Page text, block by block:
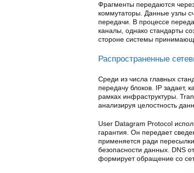
Фрагменты передаются
коммутаторы. Данные узлы
передачи. В процессе
каналы, однако стандарты
стороне системы
Распространенные
Среди из числа главных
передачу блоков. IP задает,
рамках инфраструктуры.
анализируя целостность
User Datagram Protocol
гарантия. Он передает
применяется ради
безопасности данных. DNS
формирует обращение со